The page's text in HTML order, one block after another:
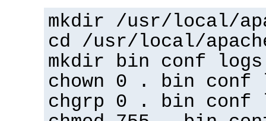
mkdir /usr/local/
cd /usr/local/
mkdir bin conf logs
chown 0 . bin conf
chgrp 0 . bin conf